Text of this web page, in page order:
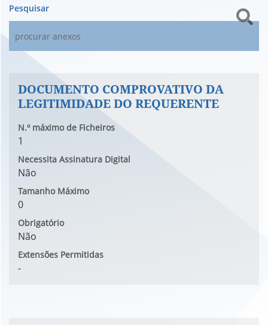
Pesquisar
DOCUMENTO COMPROVATIVO DA
LEGITIMIDADE DO REQUERENTE
N.º máximo de Ficheiros
1
Necessita Assinatura Digital
Não
Tamanho Máximo
0
Obrigatório
Não
Extensões Permitidas
-